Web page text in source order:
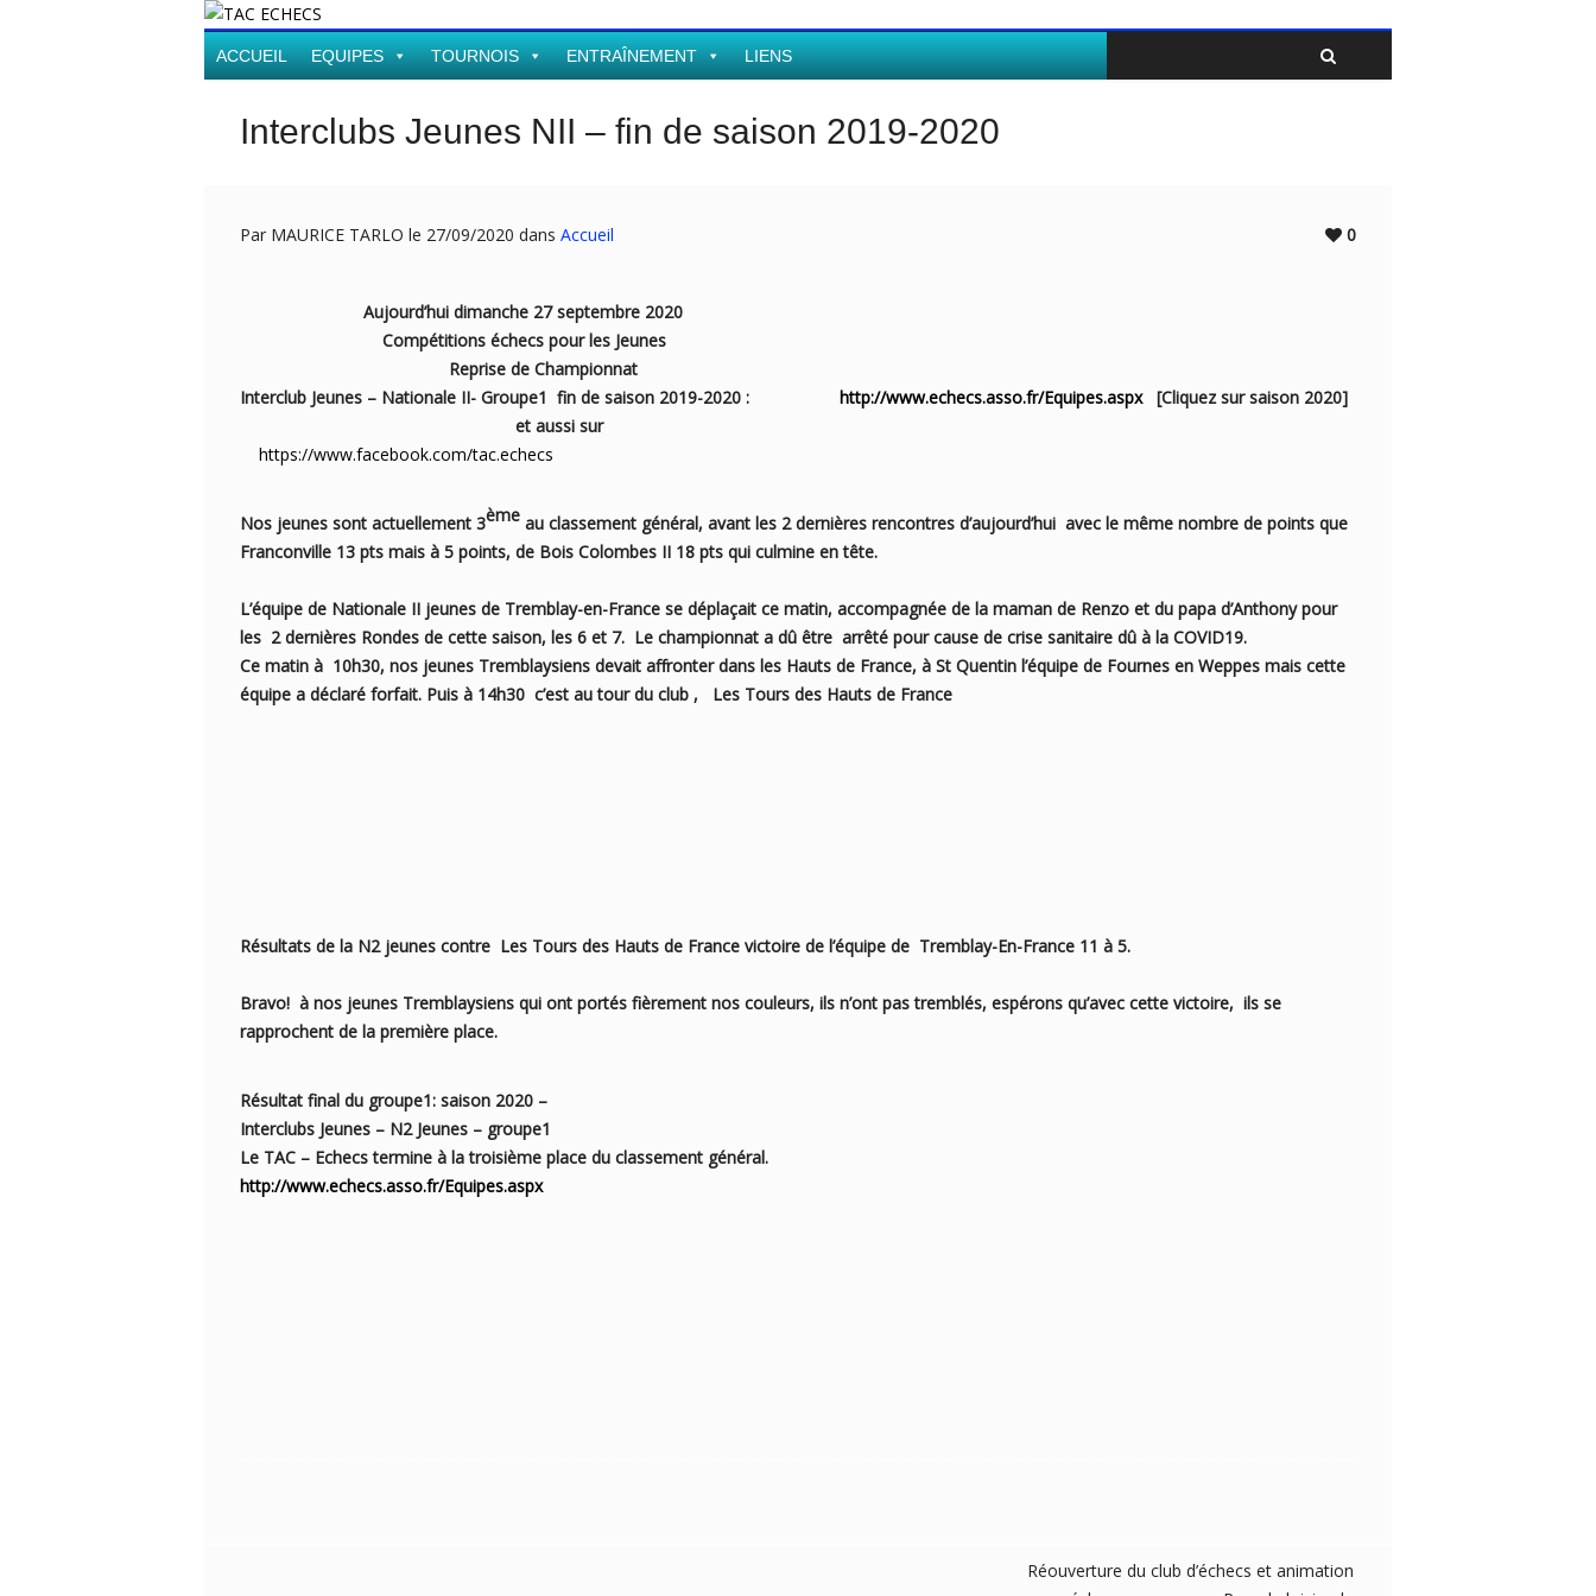
ACCUEIL EQUIPES TOURNOIS ENTRAÎNEMENT LIENS
Interclubs Jeunes NII – fin de saison 2019-2020
Par MAURICE TARLO le 27/09/2020 dans Accueil 0
Aujourd’hui dimanche 27 septembre 2020
Compétitions échecs pour les Jeunes
Reprise de Championnat
Interclub Jeunes – Nationale II- Groupe1 fin de saison 2019-2020 : http://www.echecs.asso.fr/Equipes.aspx[Cliquez sur saison 2020]
et aussi sur
https://www.facebook.com/tac.echecs
Nos jeunes sont actuellement 3ème au classement général, avant les 2 dernières rencontres d’aujourd’hui avec le même nombre de points que
Franconville 13 pts mais à 5 points, de Bois Colombes II 18 pts qui culmine en tête.
L’équipe de Nationale II jeunes de Tremblay-en-France se déplaçait ce matin, accompagnée de la maman de Renzo et du papa d’Anthony pour
les 2 dernières Rondes de cette saison, les 6 et 7. Le championnat a dû être arrêté pour cause de crise sanitaire dû à la COVID19.
Ce matin à 10h30, nos jeunes Tremblaysiens devait affronter dans les Hauts de France, à St Quentin l’équipe de Fournes en Weppes mais cette
équipe a déclaré forfait. Puis à 14h30 c’est au tour du club , Les Tours des Hauts de France
Résultats de la N2 jeunes contre Les Tours des Hauts de France victoire de l’équipe de Tremblay-En-France 11 à 5.
Bravo! à nos jeunes Tremblaysiens qui ont portés fièrement nos couleurs, ils n’ont pas tremblés, espérons qu’avec cette victoire, ils se
rapprochent de la première place.
Résultat final du groupe1: saison 2020 –
Interclubs Jeunes – N2 Jeunes – groupe1
Le TAC – Echecs termine à la troisième place du classement général.
http://www.echecs.asso.fr/Equipes.aspx
Réouverture du club d’échecs et animation